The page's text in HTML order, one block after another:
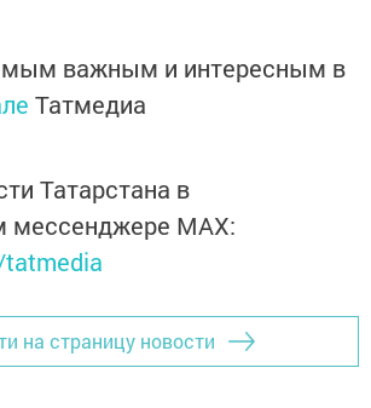
важным и интересным в
Татмедиа
Татарстана в
мессенджере MАХ:
на страницу новости